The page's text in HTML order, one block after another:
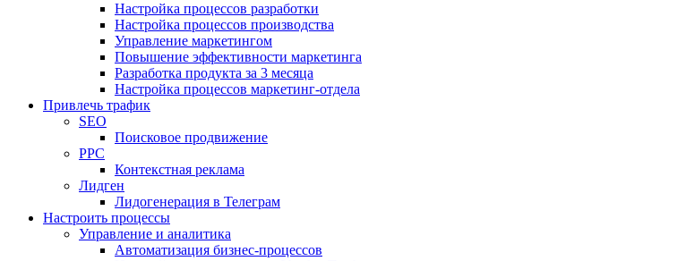
Настройка процессов разработки
Настройка процессов производства
Управление маркетингом
Повышение эффективности маркетинга
Разработка продукта за 3 месяца
Настройка процессов маркетинг-отдела
Привлечь трафик
SEO
Поисковое продвижение
PPC
Контекстная реклама
Лидген
Лидогенерация в Телеграм
Настроить процессы
Управление и аналитика
Автоматизация бизнес-процессов